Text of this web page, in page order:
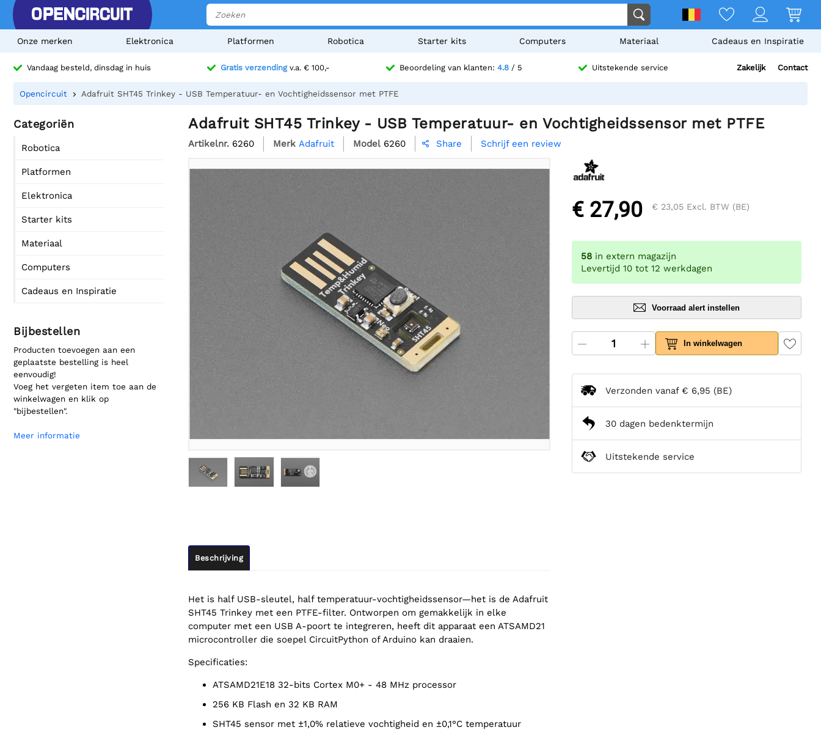
Onze merken Elektronica Platformen Robotica Starter kits Computers Materiaal Cadeaus en Inspiratie
Vandaag besteld, dinsdag in huis Gratis verzendingv.a. € 100,- Beoordeling van klanten: 4.8 / 5 Uitstekende service Zakelijk Contact
Opencircuit Adafruit SHT45 Trinkey - USB Temperatuur- en Vochtigheidssensor met PTFE
Categoriën
Robotica
Platformen
Elektronica
Starter kits
Materiaal
Computers
Cadeaus en Inspiratie
Bijbestellen
Producten toevoegen aan een
geplaatste bestelling is heel
eenvoudig!
Voeg het vergeten item toe aan de
winkelwagen en klik op
"bijbestellen".
Meer informatie
Adafruit SHT45 Trinkey - USB Temperatuur- en Vochtigheidssensor met PTFE
Artikelnr. 6260 Merk Adafruit Model 6260  Share Schrijf een review
Beschrijving
Het is half USB-sleutel, half temperatuur-vochtigheidssensor—het is de Adafruit
SHT45 Trinkey met een PTFE-filter. Ontworpen om gemakkelijk in elke
computer met een USB A-poort te integreren, heeft dit apparaat een ATSAMD21
microcontroller die soepel CircuitPython of Arduino kan draaien.
Specificaties:
ATSAMD21E18 32-bits Cortex M0+ - 48 MHz processor
256 KB Flash en 32 KB RAM
SHT45 sensor met ±1,0% relatieve vochtigheid en ±0,1°C temperatuur
€ 27,90 € 23,05 Excl. BTW (BE)
58 in extern magazijn
Levertijd 10 tot 12 werkdagen
Voorraad alert instellen
In winkelwagen
Verzonden vanaf € 6,95 (BE)
30 dagen bedenktermijn
Uitstekende service